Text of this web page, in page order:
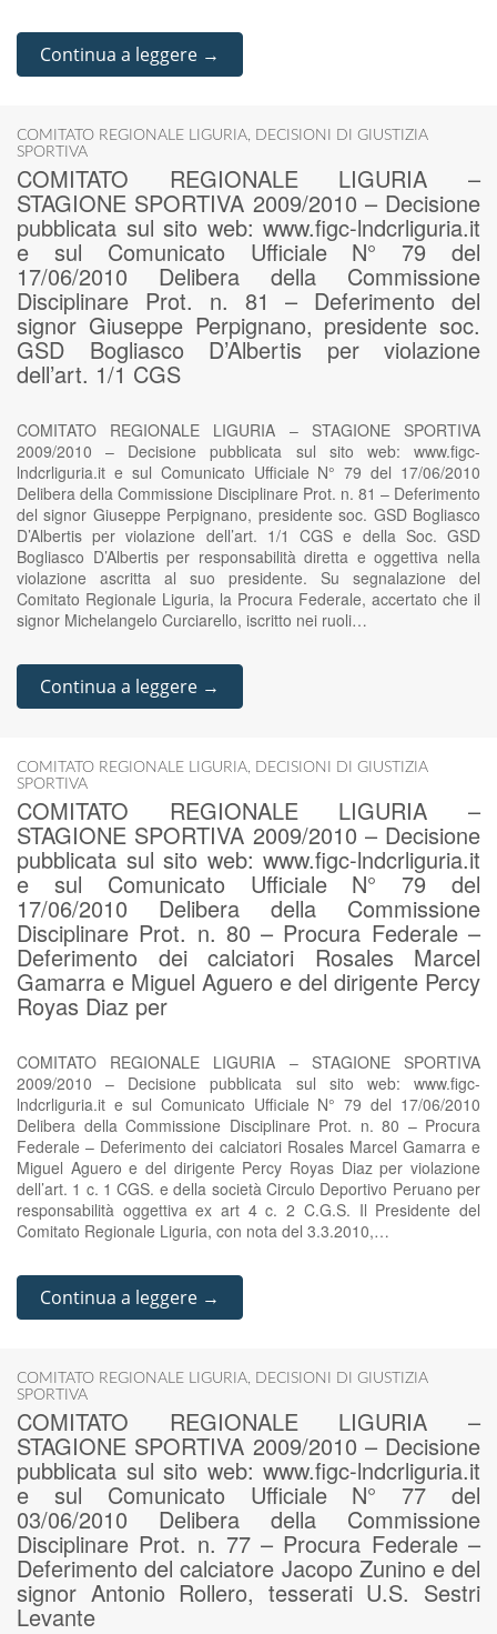
Continua a leggere →
COMITATO REGIONALE LIGURIA, DECISIONI DI GIUSTIZIA
SPORTIVA
COMITATO REGIONALE LIGURIA –
STAGIONE SPORTIVA 2009/2010 – Decisione
pubblicata sul sito web: www.figc-lndcrliguria.it
e sul Comunicato Ufficiale N° 79 del
17/06/2010 Delibera della Commissione
Disciplinare Prot. n. 81 – Deferimento del
signor Giuseppe Perpignano, presidente soc.
GSD Bogliasco D’Albertis per violazione
dell’art. 1/1 CGS
COMITATO REGIONALE LIGURIA – STAGIONE SPORTIVA
2009/2010 – Decisione pubblicata sul sito web: www.figc-
lndcrliguria.it e sul Comunicato Ufficiale N° 79 del 17/06/2010
Delibera della Commissione Disciplinare Prot. n. 81 – Deferimento
del signor Giuseppe Perpignano, presidente soc. GSD Bogliasco
D’Albertis per violazione dell’art. 1/1 CGS e della Soc. GSD
Bogliasco D’Albertis per responsabilità diretta e oggettiva nella
violazione ascritta al suo presidente. Su segnalazione del
Comitato Regionale Liguria, la Procura Federale, accertato che il
signor Michelangelo Curciarello, iscritto nei ruoli…
Continua a leggere →
COMITATO REGIONALE LIGURIA, DECISIONI DI GIUSTIZIA
SPORTIVA
COMITATO REGIONALE LIGURIA –
STAGIONE SPORTIVA 2009/2010 – Decisione
pubblicata sul sito web: www.figc-lndcrliguria.it
e sul Comunicato Ufficiale N° 79 del
17/06/2010 Delibera della Commissione
Disciplinare Prot. n. 80 – Procura Federale –
Deferimento dei calciatori Rosales Marcel
Gamarra e Miguel Aguero e del dirigente Percy
Royas Diaz per
COMITATO REGIONALE LIGURIA – STAGIONE SPORTIVA
2009/2010 – Decisione pubblicata sul sito web: www.figc-
lndcrliguria.it e sul Comunicato Ufficiale N° 79 del 17/06/2010
Delibera della Commissione Disciplinare Prot. n. 80 – Procura
Federale – Deferimento dei calciatori Rosales Marcel Gamarra e
Miguel Aguero e del dirigente Percy Royas Diaz per violazione
dell’art. 1 c. 1 CGS. e della società Circulo Deportivo Peruano per
responsabilità oggettiva ex art 4 c. 2 C.G.S. Il Presidente del
Comitato Regionale Liguria, con nota del 3.3.2010,…
Continua a leggere →
COMITATO REGIONALE LIGURIA, DECISIONI DI GIUSTIZIA
SPORTIVA
COMITATO REGIONALE LIGURIA –
STAGIONE SPORTIVA 2009/2010 – Decisione
pubblicata sul sito web: www.figc-lndcrliguria.it
e sul Comunicato Ufficiale N° 77 del
03/06/2010 Delibera della Commissione
Disciplinare Prot. n. 77 – Procura Federale –
Deferimento del calciatore Jacopo Zunino e del
signor Antonio Rollero, tesserati U.S. Sestri
Levante